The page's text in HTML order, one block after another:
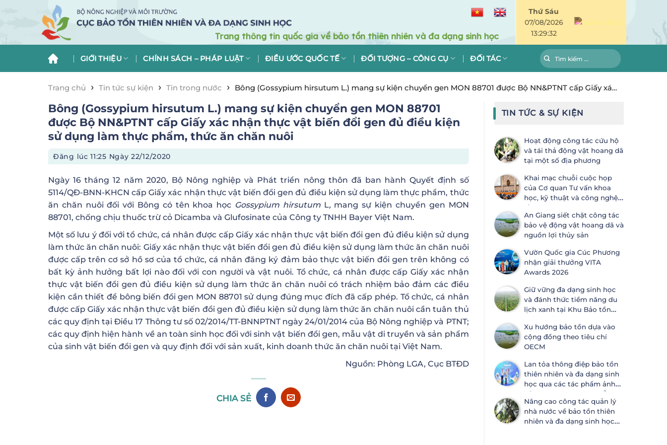
Thứ Sáu
07/08/2026
13:29:32
GIỚI THIỆU CHÍNH SÁCH – PHÁP LUẬT ĐIỀU ƯỚC QUỐC TẾ ĐỐI TƯỢNG – CÔNG CỤ ĐỐI TÁC
Trang chủ › Tin tức sự kiện › Tin trong nước › Bông (Gossypium hirsutum L.) mang sự kiện chuyển gen MON 88701 được Bộ NN&PTNT cấp Giấy xác
nhận thực vật biến đổi gen đủ điều kiện sử dụng làm thực phẩm, thức ăn chăn nuôi
Bông (Gossypium hirsutum L.) mang sự kiện chuyển gen MON 88701
được Bộ NN&PTNT cấp Giấy xác nhận thực vật biến đổi gen đủ điều kiện
sử dụng làm thực phẩm, thức ăn chăn nuôi
Đăng lúc11:25 Ngày 22/12/2020
Ngày 16 tháng 12 năm 2020, Bộ Nông nghiệp và Phát triển nông thôn đã ban hành Quyết định số
5114/QĐ-BNN-KHCN cấp Giấy xác nhận thực vật biến đổi gen đủ điều kiện sử dụng làm thực phẩm, thức
ăn chăn nuôi đối với Bông có tên khoa học Gossypium hirsutumL, mang sự kiện chuyển gen MON
88701, chống chịu thuốc trừ cỏ Dicamba và Glufosinate của Công ty TNHH Bayer Việt Nam.
Một số lưu ý đối với tổ chức, cá nhân được cấp Giấy xác nhận thực vật biến đổi gen đủ điều kiện sử dụng
làm thức ăn chăn nuôi: Giấy xác nhận thực vật biến đổi gen đủ điều kiện sử dụng làm thức ăn chăn nuôi
được cấp trên cơ sở hồ sơ của tổ chức, cá nhân đăng ký đảm bảo thực vật biến đổi gen trên không có
bất kỳ ảnh hưởng bất lợi nào đối với con người và vật nuôi. Tổ chức, cá nhân được cấp Giấy xác nhận
thực vật biến đổi gen đủ điều kiện sử dụng làm thức ăn chăn nuôi có trách nhiệm bảo đảm các điều
kiện cần thiết để bông biến đổi gen MON 88701 sử dụng đúng mục đích đã cấp phép. Tổ chức, cá nhân
được cấp Giấy xác nhận thực vật biến đổi gen đủ điều kiện sử dụng làm thức ăn chăn nuôi cần tuân thủ
các quy định tại Điều 17 Thông tư số 02/2014/TT-BNNPTNT ngày 24/01/2014 của Bộ Nông nghiệp và PTNT;
các quy định hiện hành về an toàn sinh học đối với sinh vật biến đổi gen, mẫu vật di truyền và sản phẩm
của sinh vật biến đổi gen và quy định đối với sản xuất, kinh doanh thức ăn chăn nuôi tại Việt Nam.
Nguồn: Phòng LGA, Cục BTĐD
CHIA SẺ
TIN TỨC & SỰ KIỆN
Hoạt động công tác cứu hộ
và tái thả động vật hoang dã
tại một số địa phương
Khai mạc chuỗi cuộc họp
của Cơ quan Tư vấn khoa
học, kỹ thuật và công nghệ
lần thứ 28 (SBSTTA-28) và Cơ
quan Thực thi lần thứ 7 (SBI-7) Công
ước Đa dạng sinh học
An Giang siết chặt công tác
bảo vệ động vật hoang dã và
nguồn lợi thủy sản
Vườn Quốc gia Cúc Phương
nhận giải thưởng VITA
Awards 2026
Giữ vững đa dạng sinh học
và đánh thức tiềm năng du
lịch xanh tại Khu Bảo tồn
Hoàng
Xu hướng bảo tồn dựa vào
cộng đồng theo tiêu chí
OECM
Lan tỏa thông điệp bảo tồn
thiên nhiên và đa dạng sinh
học qua các tác phẩm ảnh
về thiên nhiên tại Đà Nẵng
Nâng cao công tác quản lý
nhà nước về bảo tồn thiên
nhiên và đa dạng sinh học